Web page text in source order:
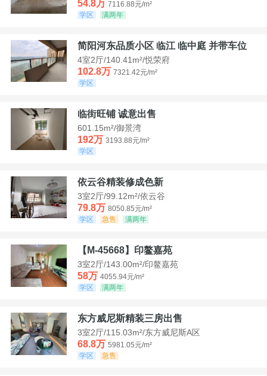
54.8万 7116.88元/m²
学区
满两年
简阳河东品质小区 临江 临中庭 并带车位
4室2厅/140.41m²/悦荣府
102.8万 7321.42元/m²
学区
临街旺铺 诚意出售
601.15m²/御景湾
192万 3193.88元/m²
学区
依云谷精装修成色新
3室2厅/99.12m²/依云谷
79.8万 8050.85元/m²
学区
急售 满两年
【M-45668】印鳌嘉苑
3室2厅/143.00m²/印鳌嘉苑
58万 4055.94元/m²
学区
满两年
东方威尼斯精装三房出售
3室2厅/115.03m²/东方威尼斯A区
68.8万 5981.05元/m²
学区
急售